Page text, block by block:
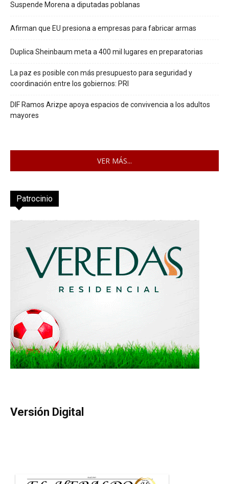
Suspende Morena a diputadas poblanas
Afirman que EU presiona a empresas para fabricar armas
Duplica Sheinbaum meta a 400 mil lugares en preparatorias
La paz es posible con más presupuesto para seguridad y
coordinación entre los gobiernos: PRI
DIF Ramos Arizpe apoya espacios de convivencia a los adultos
mayores
VER MÁS...
Patrocinio
Versión Digital